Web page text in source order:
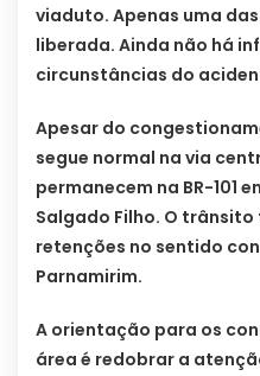
viaduto. Apenas uma
liberada. Ainda não há
circunstâncias do
Apesar do
segue normal na via
permanecem na BR-101
Salgado Filho. O
retenções no sentido
Parnamirim.
A orientação para os
área é redobrar a